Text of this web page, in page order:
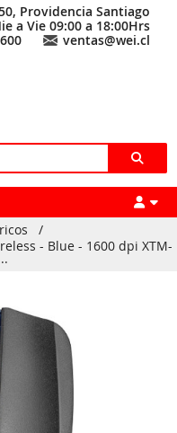
Providencia Santiago
a Vie 09:00 a 18:00Hrs
ventas@wei.cl
/
- Blue - 1600 dpi XTM-